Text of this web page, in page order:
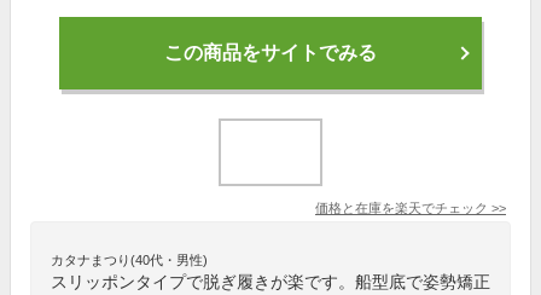
この商品をサイトでみる
価格と在庫を楽天でチェック >>
カタナまつり(40代・男性)
スリッポンタイプで脱ぎ履きが楽です。船型底で姿勢矯正